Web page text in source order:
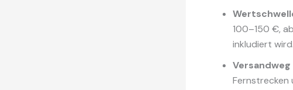
100–150 €,
inkludiert
Fernstrecken